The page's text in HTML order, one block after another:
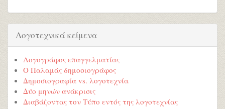
Λογοτεχνικά κείμενα
Λογογράφος επαγγελματίας
Ο Παλαμάς δημοσιογράφος
Δημοσιογραφία vs. λογοτεχνία
Δύο μηνών ανάκρισις
Διαβάζοντας τον Τύπο εντός της λογοτεχνίας